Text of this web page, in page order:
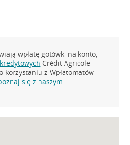
wpłatę gotówki na konto,
Crédit Agricole.
korzystaniu z Wpłatomatów
się z naszym